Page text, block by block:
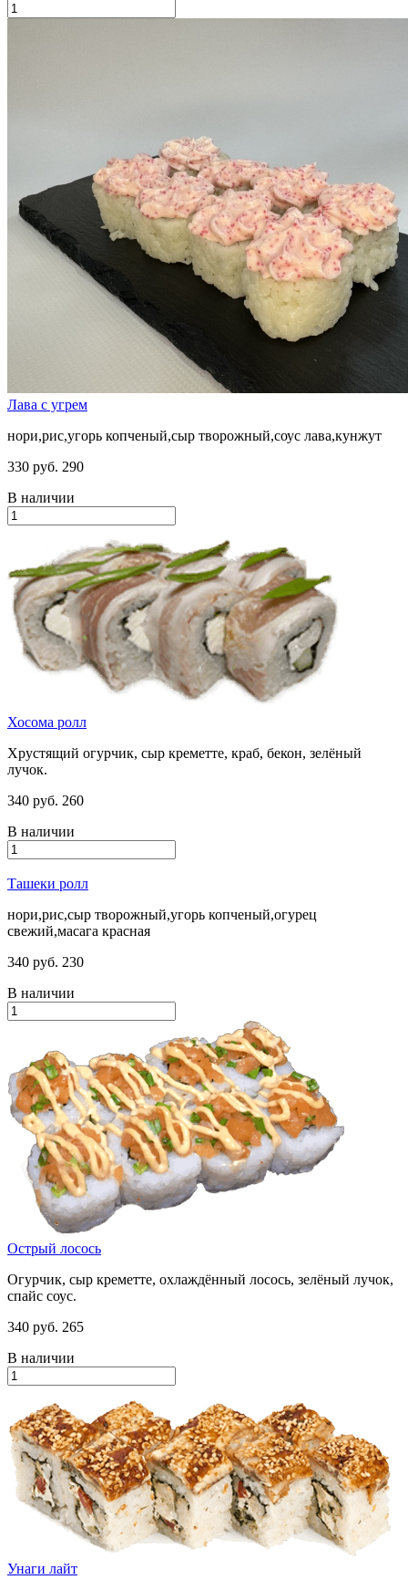
Лава с угрем
нори,рис,угорь копченый,сыр творожный,соус лава,кунжут
330 руб. 290
В наличии
Хосома ролл
Хрустящий огурчик, сыр креметте, краб, бекон, зелёный
лучок.
340 руб. 260
В наличии
Ташеки ролл
нори,рис,сыр творожный,угорь копченый,огурец
свежий,масага красная
340 руб. 230
В наличии
Острый лосось
Огурчик, сыр креметте, охлаждённый лосось, зелёный лучок,
спайс соус.
340 руб. 265
В наличии
Унаги лайт